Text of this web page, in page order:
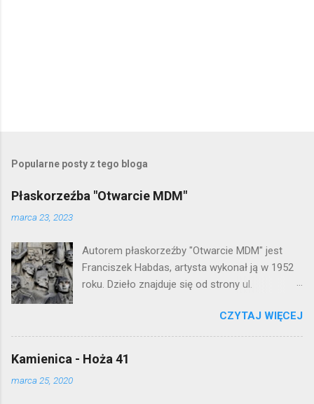
e
i
j
o
m
e
n
t
a
Popularne posty z tego bloga
Płaskorzeźba "Otwarcie MDM"
marca 23, 2023
Autorem płaskorzeźby "Otwarcie MDM" jest
Franciszek Habdas, artysta wykonał ją w 1952
roku. Dzieło znajduje się od strony ul.
warszawskiej flagowej inwestycji
mieszkaniowej lat 50. Lokalizacja: Śródmieście
CZYTAJ WIĘCEJ
Kamienica - Hoża 41
marca 25, 2020